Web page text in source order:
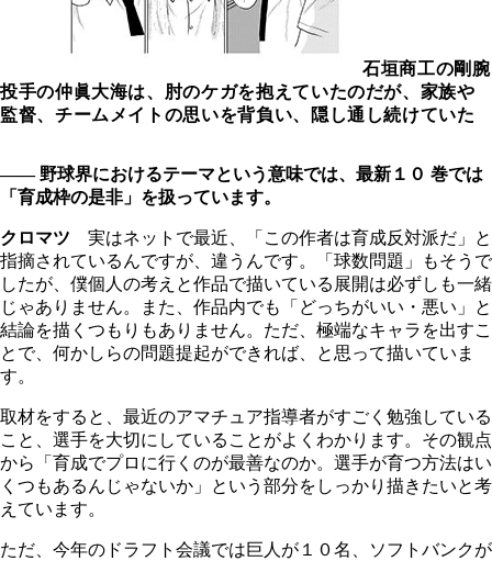
石垣商工の剛腕
投手の仲眞大海は、肘のケガを抱えていたのだが、家族や
監督、チームメイトの思いを背負い、隠し通し続けていた
―― 野球界におけるテーマという意味では、最新１０ 巻では
「育成枠の是非」を扱っています。
クロマツ 実はネットで最近、「この作者は育成反対派だ」と
指摘されているんですが、違うんです。「球数問題」もそうで
したが、僕個人の考えと作品で描いている展開は必ずしも一緒
じゃありません。また、作品内でも「どっちがいい・悪い」と
結論を描くつもりもありません。ただ、極端なキャラを出すこ
とで、何かしらの問題提起ができれば、と思って描いていま
す。
取材をすると、最近のアマチュア指導者がすごく勉強している
こと、選手を大切にしていることがよくわかります。その観点
から「育成でプロに行くのが最善なのか。選手が育つ方法はい
くつもあるんじゃないか」という部分をしっかり描きたいと考
えています。
ただ、今年のドラフト会議では巨人が１０名、ソフトバンクが